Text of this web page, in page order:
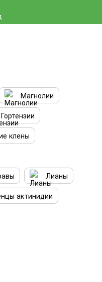
Магнолии
Гортензии
клены
Лианы
актинидии